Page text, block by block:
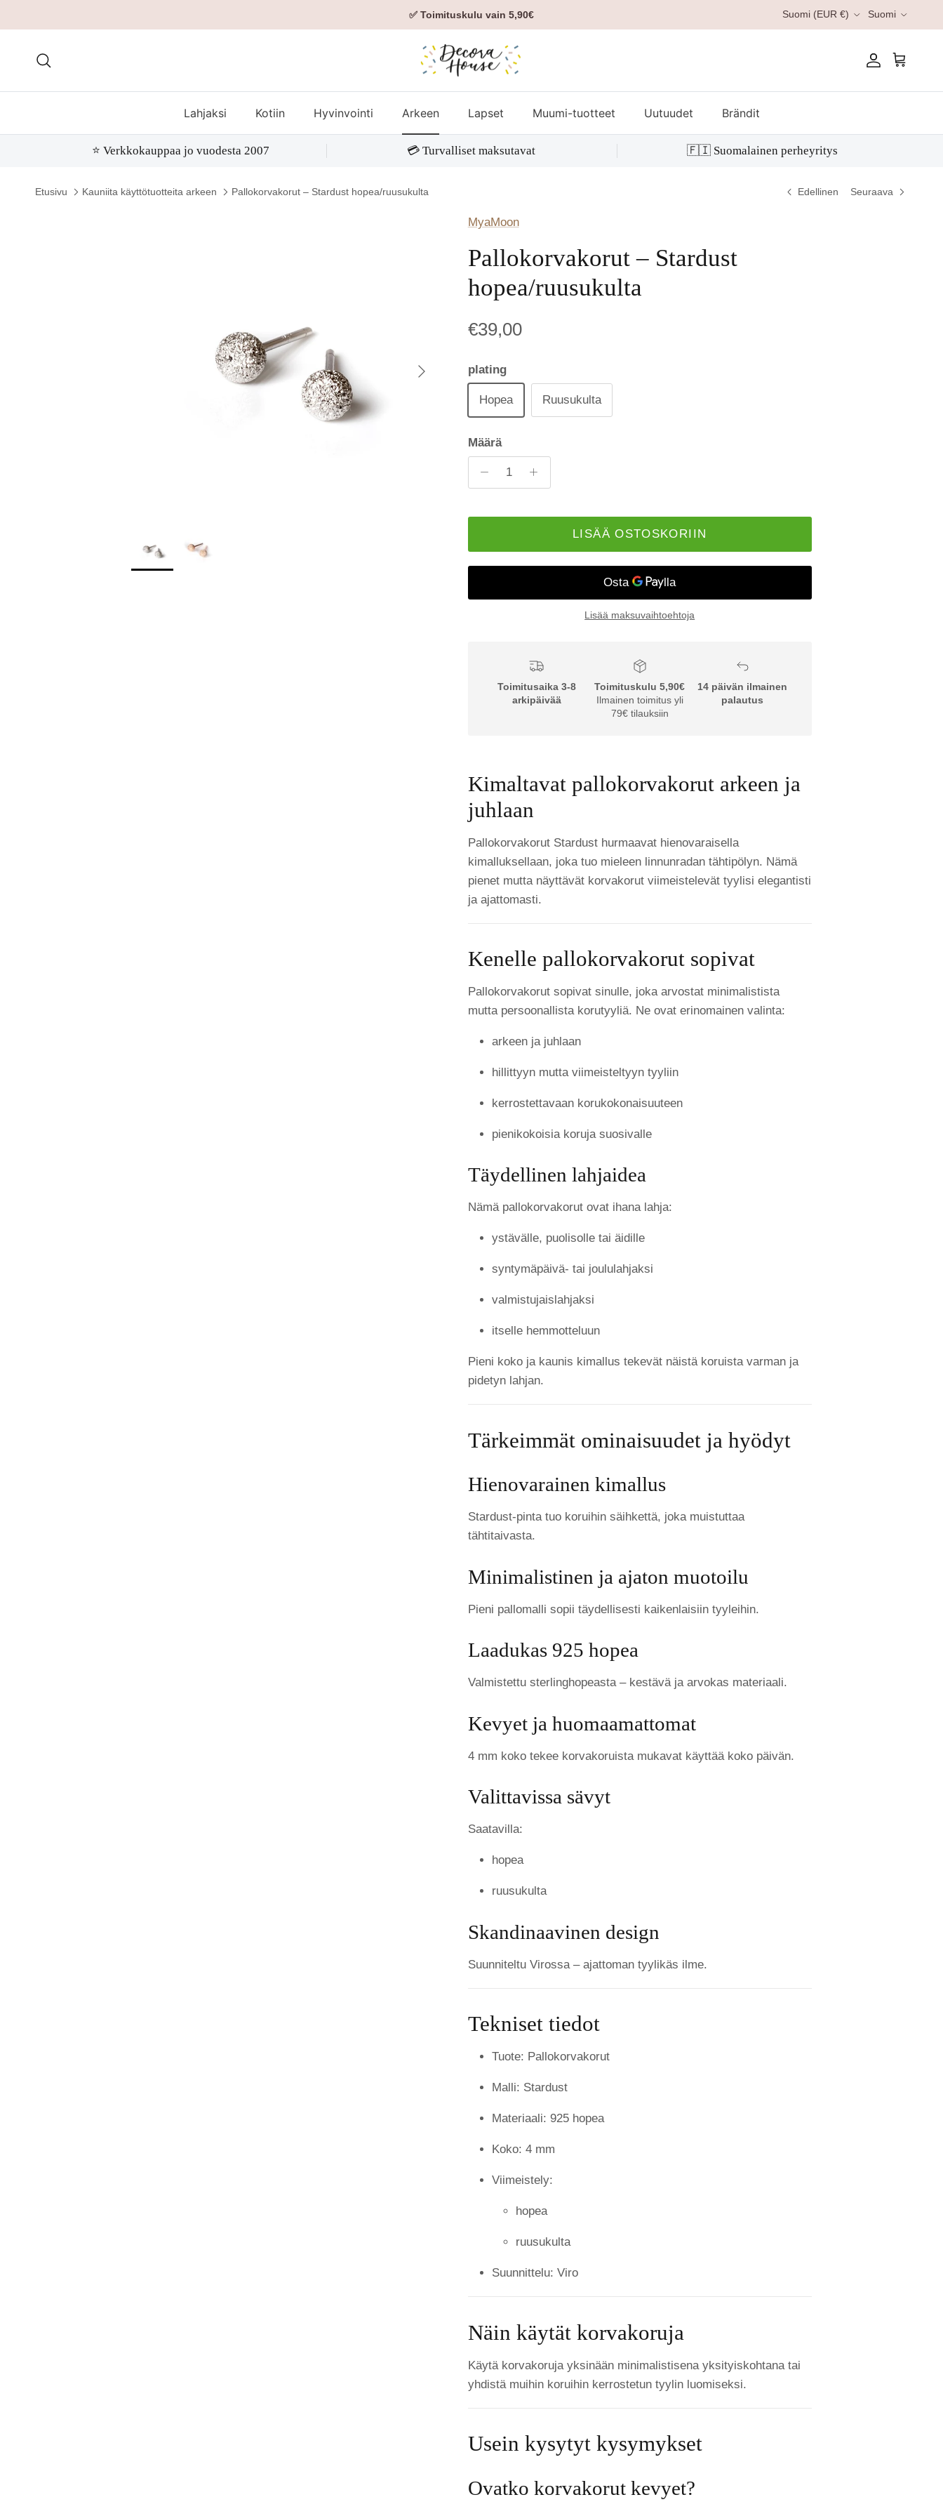
✅ Toimituskulu vain 5,90€ Suomi (EUR €) Suomi
Tili Ostoskori
Lahjaksi Kotiin Hyvinvointi Arkeen Lapset Muumi-tuotteet Uutuudet Brändit
⭐️ Verkkokauppaa jo vuodesta 2007 💳 Turvalliset maksutavat 🇫🇮 Suomalainen perheyritys
Etusivu Kauniita käyttötuotteita arkeen Pallokorvakorut – Stardust hopea/ruusukulta Edellinen Seuraava
Seuraava
MyaMoon
Pallokorvakorut – Stardust
hopea/ruusukulta
€39,00
plating
Hopea Ruusukulta
Määrä
LISÄÄ OSTOSKORIIN
Lisää maksuvaihtoehtoja
Toimitusaika 3-8
arkipäivää
Toimituskulu 5,90€
Ilmainen toimitus yli
79€ tilauksiin
14 päivän ilmainen
palautus
Kimaltavat pallokorvakorut arkeen ja
juhlaan
Pallokorvakorut Stardust hurmaavat hienovaraisella
kimalluksellaan, joka tuo mieleen linnunradan tähtipölyn. Nämä
pienet mutta näyttävät korvakorut viimeistelevät tyylisi elegantisti
ja ajattomasti.
Kenelle pallokorvakorut sopivat
Pallokorvakorut sopivat sinulle, joka arvostat minimalistista
mutta persoonallista korutyyliä. Ne ovat erinomainen valinta:
arkeen ja juhlaan
hillittyyn mutta viimeisteltyyn tyyliin
kerrostettavaan korukokonaisuuteen
pienikokoisia koruja suosivalle
Täydellinen lahjaidea
Nämä pallokorvakorut ovat ihana lahja:
ystävälle, puolisolle tai äidille
syntymäpäivä- tai joululahjaksi
valmistujaislahjaksi
itselle hemmotteluun
Pieni koko ja kaunis kimallus tekevät näistä koruista varman ja
pidetyn lahjan.
Tärkeimmät ominaisuudet ja hyödyt
Hienovarainen kimallus
Stardust-pinta tuo koruihin säihkettä, joka muistuttaa
tähtitaivasta.
Minimalistinen ja ajaton muotoilu
Pieni pallomalli sopii täydellisesti kaikenlaisiin tyyleihin.
Laadukas 925 hopea
Valmistettu sterlinghopeasta – kestävä ja arvokas materiaali.
Kevyet ja huomaamattomat
4 mm koko tekee korvakoruista mukavat käyttää koko päivän.
Valittavissa sävyt
Saatavilla:
hopea
ruusukulta
Skandinaavinen design
Suunniteltu Virossa – ajattoman tyylikäs ilme.
Tekniset tiedot
Tuote: Pallokorvakorut
Malli: Stardust
Materiaali: 925 hopea
Koko: 4 mm
Viimeistely:
hopea
ruusukulta
Suunnittelu: Viro
Näin käytät korvakoruja
Käytä korvakoruja yksinään minimalistisena yksityiskohtana tai
yhdistä muihin koruihin kerrostetun tyylin luomiseksi.
Usein kysytyt kysymykset
Ovatko korvakorut kevyet?